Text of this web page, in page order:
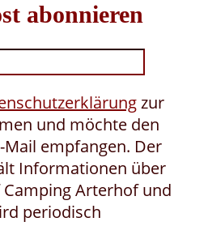
abonnieren
zur
und möchte den
Mail empfangen. Der
Informationen über
Arterhof und
periodisch